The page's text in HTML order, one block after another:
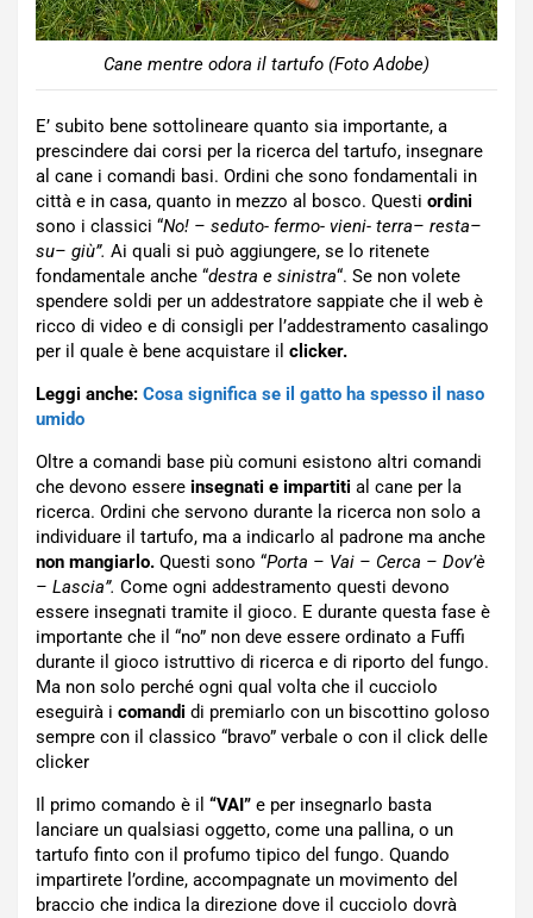
Cane mentre odora il tartufo (Foto Adobe)
E’ subito bene sottolineare quanto sia importante, a
prescindere dai corsi per la ricerca del tartufo, insegnare
al cane i comandi basi. Ordini che sono fondamentali in
città e in casa, quanto in mezzo al bosco. Questi ordini
sono i classici “No! – seduto- fermo- vieni- terra– resta–
su– giù”. Ai quali si può aggiungere, se lo ritenete
fondamentale anche “destra e sinistra“. Se non volete
spendere soldi per un addestratore sappiate che il web è
ricco di video e di consigli per l’addestramento casalingo
per il quale è bene acquistare il clicker.
Leggi anche: Cosa significa se il gatto ha spesso il naso
umido
Oltre a comandi base più comuni esistono altri comandi
che devono essere insegnati e impartiti al cane per la
ricerca. Ordini che servono durante la ricerca non solo a
individuare il tartufo, ma a indicarlo al padrone ma anche
non mangiarlo. Questi sono “Porta – Vai – Cerca – Dov’è
– Lascia”. Come ogni addestramento questi devono
essere insegnati tramite il gioco. E durante questa fase è
importante che il “no” non deve essere ordinato a Fuffi
durante il gioco istruttivo di ricerca e di riporto del fungo.
Ma non solo perché ogni qual volta che il cucciolo
eseguirà i comandi di premiarlo con un biscottino goloso
sempre con il classico “bravo” verbale o con il click delle
clicker
Il primo comando è il “VAI” e per insegnarlo basta
lanciare un qualsiasi oggetto, come una pallina, o un
tartufo finto con il profumo tipico del fungo. Quando
impartirete l’ordine, accompagnate un movimento del
braccio che indica la direzione dove il cucciolo dovrà